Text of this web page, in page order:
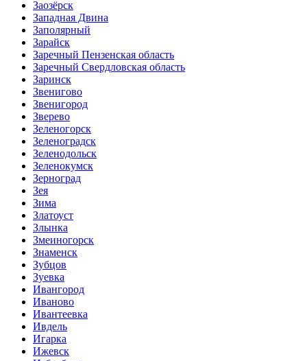
Заозёрск
Западная Двина
Заполярный
Зарайск
Заречный Пензенская область
Заречный Свердловская область
Заринск
Звенигово
Звенигород
Зверево
Зеленогорск
Зеленоградск
Зеленодольск
Зеленокумск
Зерноград
Зея
Зима
Златоуст
Злынка
Змеиногорск
Знаменск
Зубцов
Зуевка
Ивангород
Иваново
Ивантеевка
Ивдель
Игарка
Ижевск